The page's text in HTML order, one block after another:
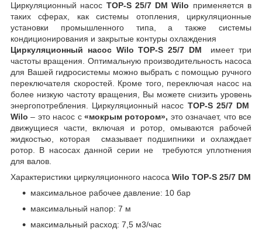
Циркуляционный насос TOP-S 25/7 DM Wilo применяется в
таких сферах, как системы отопления, циркуляционные
установки промышленного типа, а также системы
кондиционирования и закрытые контуры охлаждения
Циркуляционный насос WiloTOP-S 25/7 DM имеет три
частоты вращения. Оптимальную производительность насоса
для Вашей гидросистемы можно выбрать с помощью ручного
переключателя скоростей. Кроме того, переключая насос на
более низкую частоту вращения, Вы можете снизить уровень
энергопотребления. Циркуляционный насос TOP-S 25/7 DM
Wilo – это насос с «мокрым ротором», это означает, что все
движущиеся части, включая и ротор, омываются рабочей
жидкостью, которая смазывает подшипники и охлаждает
ротор. В насосах данной серии не требуются уплотнения
для валов.
Характеристики циркуляционного насоса Wilo TOP-S 25/7 DM
максимальное рабочее давление: 10 бар
максимальный напор: 7 м
максимальный расход: 7,5 м3/час